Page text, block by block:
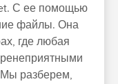
С ее помощью
файлы. Она
где любая
Мы разберем,